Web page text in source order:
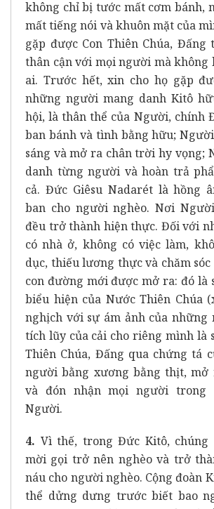
không chỉ bị tước mất cơm bánh,
mất tiếng nói và khuôn mặt của
gặp được Con Thiên Chúa,
thân cận với mọi người mà
ai. Trước hết, xin cho họ gặp
những người mang danh Kitô
hội, là thân thể của Người, chính
ban bánh và tình bằng hữu;
sáng và mở ra chân trời hy vọng;
danh từng người và hoàn trả
cả. Đức Giêsu Nadarét là hồng
ban cho người nghèo. Nơi
đều trở thành hiện thực. Đối với
có nhà ở, không có việc làm,
dục, thiếu lương thực và chăm
con đường mới được mở ra: đó là
biểu hiện của Nước Thiên Chúa
nghịch với sự ám ảnh của
tích lũy của cải cho riêng mình là
Thiên Chúa, Đấng qua chứng tá
người bằng xương bằng thịt, mở
và đón nhận mọi người trong
Người.
4. Vì thế, trong Đức Kitô, chúng
mời gọi trở nên nghèo và trở
náu cho người nghèo. Cộng đoàn
thể dửng dưng trước biết bao